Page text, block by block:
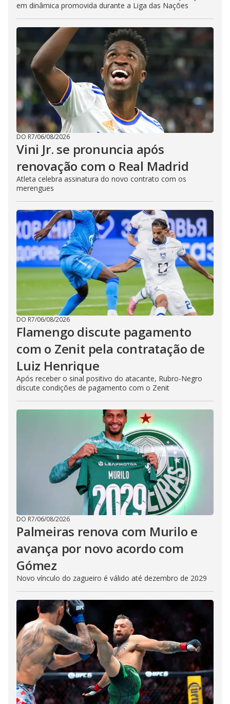
em dinâmica promovida durante a Liga das Nações
DO R7/06/08/2026
Vini Jr. se pronuncia após
renovação com o Real Madrid
Atleta celebra assinatura do novo contrato com os
merengues
DO R7/06/08/2026
Flamengo discute pagamento
com o Zenit pela contratação de
Luiz Henrique
Após receber o sinal positivo do atacante, Rubro-Negro
discute condições de pagamento com o Zenit
DO R7/06/08/2026
Palmeiras renova com Murilo e
avança por novo acordo com
Gómez
Novo vínculo do zagueiro é válido até dezembro de 2029